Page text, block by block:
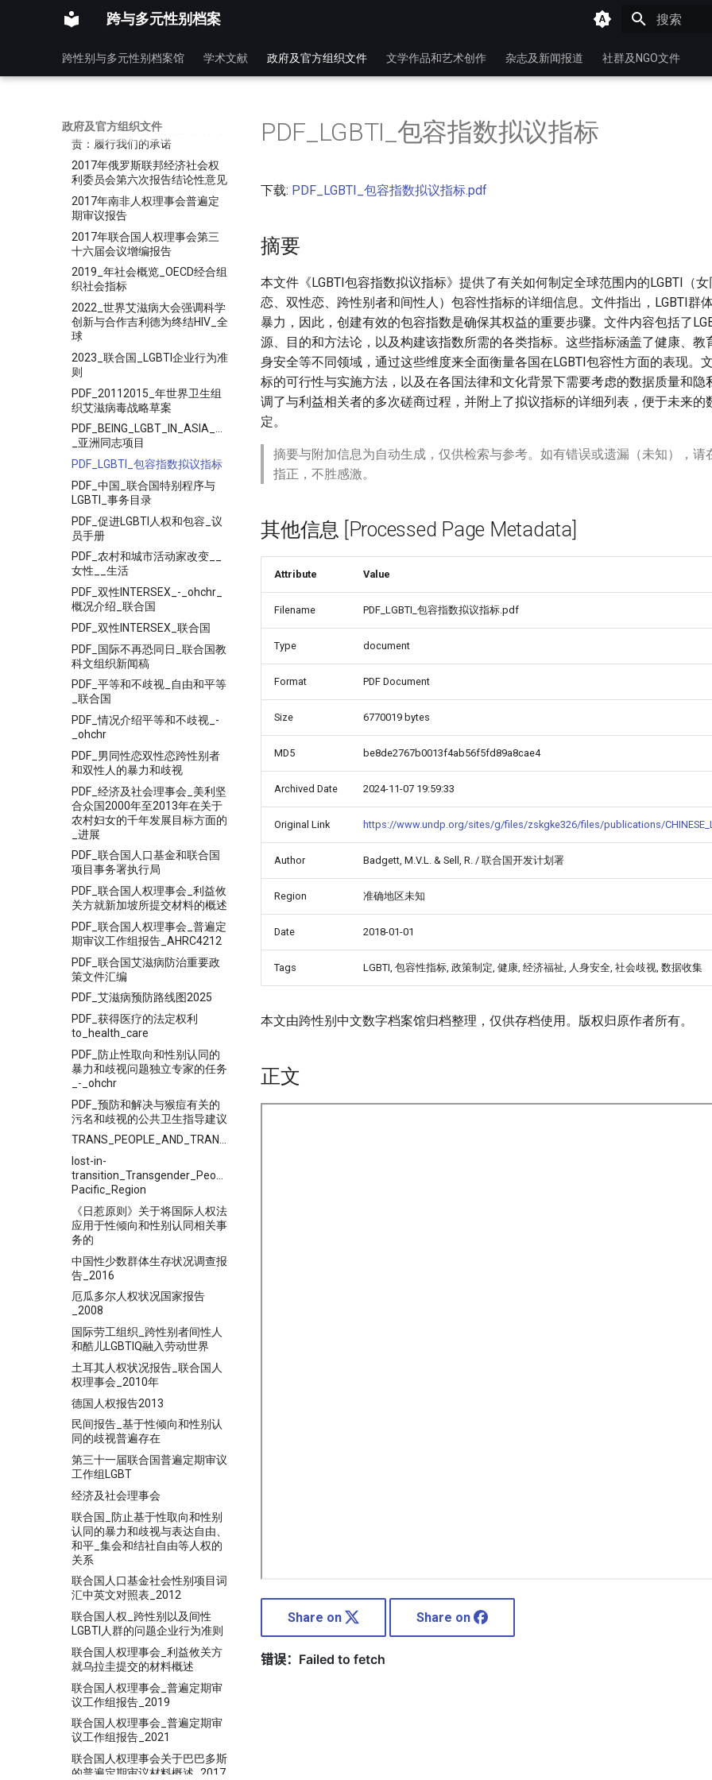
跨与多元性别档案
跨性别与多元性别档案馆 学术文献 政府及官方组织文件 文学作品和艺术创作 杂志及新闻报道 社群及NGO文件
政府及官方组织文件
2016年联合国人权理事会新加
2016年联合国人权理事会特立
2017全球教育监测报告-教育问
责：履行我们的承诺
2017年俄罗斯联邦经济社会权
利委员会第六次报告结论性意见
2017年南非人权理事会普遍定
期审议报告
2017年联合国人权理事会第三
十六届会议增编报告
2019_年社会概览_OECD经合组
织社会指标
2022_世界艾滋病大会强调科学
创新与合作吉利德为终结HIV_全
球
2023_联合国_LGBTI企业行为准
则
PDF_20112015_年世界卫生组
织艾滋病毒战略草案
PDF_BEING_LGBT_IN_ASIA_CHINA_COUNTRY_REPORT_-
_亚洲同志项目
PDF_LGBTI_包容指数拟议指标
PDF_中国_联合国特别程序与
LGBTI_事务目录
PDF_促进LGBTI人权和包容_议
员手册
PDF_农村和城市活动家改变__
女性__生活
PDF_双性INTERSEX_-_ohchr_
概况介绍_联合国
PDF_双性INTERSEX_联合国
PDF_国际不再恐同日_联合国教
科文组织新闻稿
PDF_平等和不歧视_自由和平等
_联合国
PDF_情况介绍平等和不歧视_-
_ohchr
PDF_男同性恋双性恋跨性别者
和双性人的暴力和歧视
PDF_经济及社会理事会_美利坚
合众国2000年至2013年在关于
农村妇女的千年发展目标方面的
_进展
PDF_联合国人口基金和联合国
项目事务署执行局
PDF_联合国人权理事会_利益攸
关方就新加坡所提交材料的概述
PDF_联合国人权理事会_普遍定
期审议工作组报告_AHRC4212
PDF_联合国艾滋病防治重要政
策文件汇编
PDF_艾滋病预防路线图2025
PDF_获得医疗的法定权利
to_health_care
PDF_防止性取向和性别认同的
暴力和歧视问题独立专家的任务
_-_ohchr
PDF_预防和解决与猴痘有关的
污名和歧视的公共卫生指导建议
TRANS_PEOPLE_AND_TRANS_COMMUNITIES_IN_ASIA
lost-in-
transition_Transgender_People,__Rights_and_HIV_Vulnerability__in_the_Asia-
Pacific_Region
《日惹原则》关于将国际人权法
应用于性倾向和性别认同相关事
务的
中国性少数群体生存状况调查报
告_2016
厄瓜多尔人权状况国家报告
_2008
国际劳工组织_跨性别者间性人
和酷儿LGBTIQ融入劳动世界
土耳其人权状况报告_联合国人
权理事会_2010年
德国人权报告2013
民间报告_基于性倾向和性别认
同的歧视普遍存在
第三十一届联合国普遍定期审议
工作组LGBT
经济及社会理事会
联合国_防止基于性取向和性别
认同的暴力和歧视与表达自由、
和平_集会和结社自由等人权的
关系
联合国人口基金社会性别项目词
汇中英文对照表_2012
联合国人权_跨性别以及间性
LGBTI人群的问题企业行为准则
联合国人权理事会_利益攸关方
就乌拉圭提交的材料概述
联合国人权理事会_普遍定期审
议工作组报告_2019
联合国人权理事会_普遍定期审
议工作组报告_2021
联合国人权理事会关于巴巴多斯
的普遍定期审议材料概述_2017
PDF_LGBTI_包容指数拟议指标
下载: PDF_LGBTI_包容指数拟议指标.pdf
摘要
本文件《LGBTI包容指数拟议指标》提供了有关如何制定全球范围内的LGBTI（
恋、双性恋、跨性别者和间性人）包容性指标的详细信息。文件指出，LGBTI群
暴力，因此，创建有效的包容指数是确保其权益的重要步骤。文件内容包括了
源、目的和方法论，以及构建该指数所需的各类指标。这些指标涵盖了健康、教
身安全等不同领域，通过这些维度来全面衡量各国在LGBTI包容性方面的表现。
标的可行性与实施方法，以及在各国法律和文化背景下需要考虑的数据质量和隐
调了与利益相关者的多次磋商过程，并附上了拟议指标的详细列表，便于未来的
定。
摘要与附加信息为自动生成，仅供检索与参考。如有错误或遗漏（未知），请
指正，不胜感激。
其他信息 [Processed Page Metadata]
Attribute Value
Filename PDF_LGBTI_包容指数拟议指标.pdf
Type document
Format PDF Document
Size 6770019 bytes
MD5 be8de2767b0013f4ab56f5fd89a8cae4
Archived Date 2024-11-07 19:59:33
Original Link https://www.undp.org/sites/g/files/zskgke326/files/publications/
Author Badgett, M.V.L. & Sell, R. / 联合国开发计划署
Region 准确地区未知
Date 2018-01-01
Tags LGBTI, 包容性指标, 政策制定, 健康, 经济福祉, 人身安全, 社会歧视, 数据收集
本文由跨性别中文数字档案馆归档整理，仅供存档使用。版权归原作者所有。
正文
Share on Share on